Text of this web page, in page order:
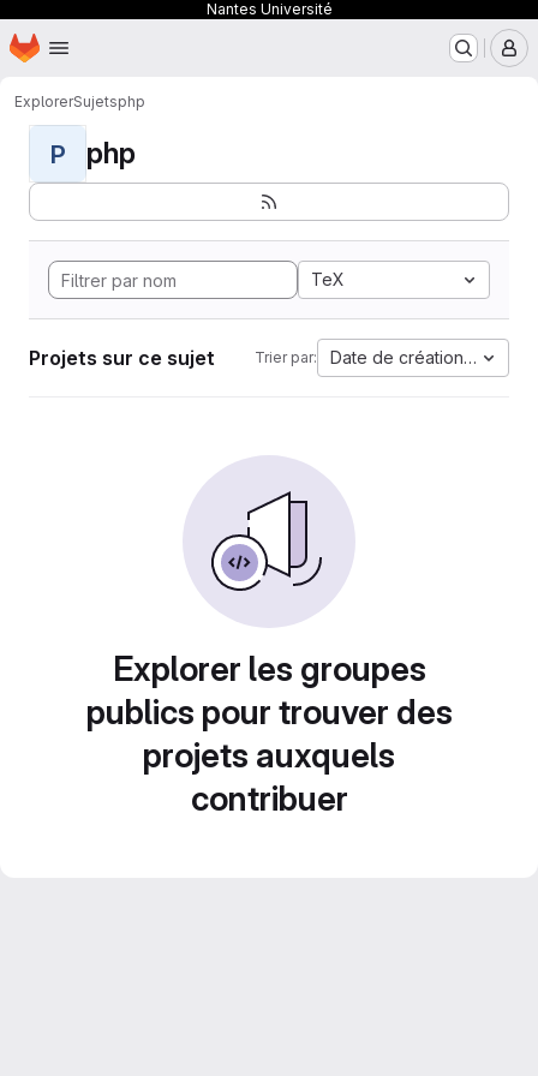
Nantes Université
Passer au contenu principal
Page d'accueil
ExplorerSujetsphp
P php
TeX
Projets sur ce sujet Trier par: Date de création la plus
Explorer les groupes
publics pour trouver des
projets auxquels
contribuer